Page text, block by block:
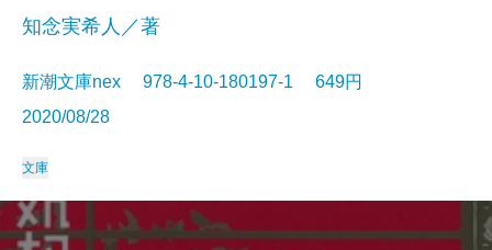
知念実希人／著
新潮文庫nex 978-4-10-180197-1 649円
2020/08/28
文庫